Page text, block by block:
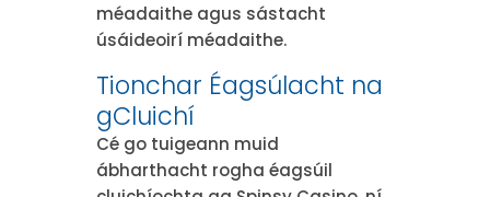
méadaithe agus sástacht
úsáideoirí méadaithe.
Tionchar Éagsúlacht na
gCluichí
Cé go tuigeann muid
ábharthacht rogha éagsúil